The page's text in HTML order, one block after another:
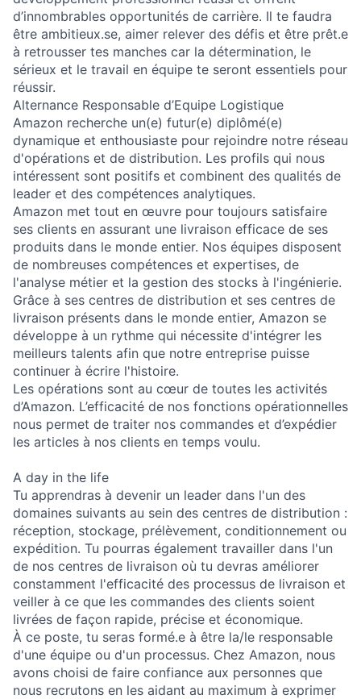
d’innombrables opportunités de carrière. Il te faudra
être ambitieux.se, aimer relever des défis et être prêt.e
à retrousser tes manches car la détermination, le
sérieux et le travail en équipe te seront essentiels pour
réussir.
Alternance Responsable d’Equipe Logistique
Amazon recherche un(e) futur(e) diplômé(e)
dynamique et enthousiaste pour rejoindre notre réseau
d'opérations et de distribution. Les profils qui nous
intéressent sont positifs et combinent des qualités de
leader et des compétences analytiques.
Amazon met tout en œuvre pour toujours satisfaire
ses clients en assurant une livraison efficace de ses
produits dans le monde entier. Nos équipes disposent
de nombreuses compétences et expertises, de
l'analyse métier et la gestion des stocks à l'ingénierie.
Grâce à ses centres de distribution et ses centres de
livraison présents dans le monde entier, Amazon se
développe à un rythme qui nécessite d'intégrer les
meilleurs talents afin que notre entreprise puisse
continuer à écrire l'histoire.
Les opérations sont au cœur de toutes les activités
d’Amazon. L’efficacité de nos fonctions opérationnelles
nous permet de traiter nos commandes et d’expédier
les articles à nos clients en temps voulu.
A day in the life
Tu apprendras à devenir un leader dans l'un des
domaines suivants au sein des centres de distribution :
réception, stockage, prélèvement, conditionnement ou
expédition. Tu pourras également travailler dans l'un
de nos centres de livraison où tu devras améliorer
constamment l'efficacité des processus de livraison et
veiller à ce que les commandes des clients soient
livrées de façon rapide, précise et économique.
À ce poste, tu seras formé.e à être la/le responsable
d'une équipe ou d'un processus. Chez Amazon, nous
avons choisi de faire confiance aux personnes que
nous recrutons en les aidant au maximum à exprimer